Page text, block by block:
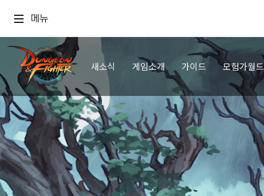
메뉴
새소식 게임소개 가이드 모험가월드